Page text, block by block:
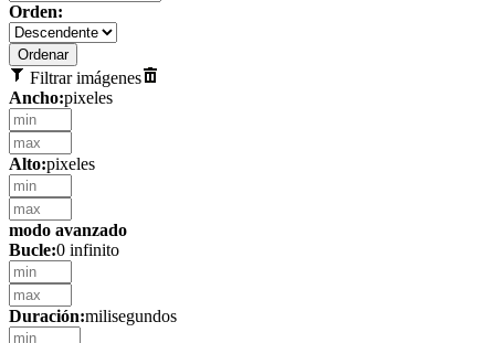
Orden:
Filtrar imágenes
Ancho:pixeles
Alto:pixeles
modo avanzado
Bucle:0 infinito
Duración:milisegundos